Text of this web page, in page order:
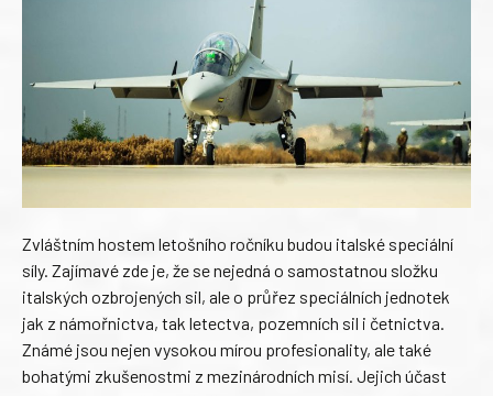
Zvláštním hostem letošního ročníku budou italské speciální
síly. Zajímavé zde je, že se nejedná o samostatnou složku
italských ozbrojených sil, ale o průřez speciálních jednotek
jak z námořnictva, tak letectva, pozemních sil i četnictva.
Známé jsou nejen vysokou mírou profesionality, ale také
bohatými zkušenostmi z mezinárodních misí. Jejich účast